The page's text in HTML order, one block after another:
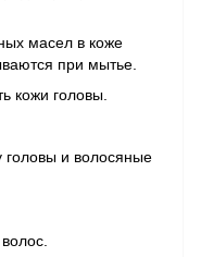
масел в коже
при мытье.
кожи головы.
головы и волосяные